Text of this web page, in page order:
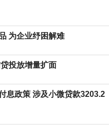
为企业纾困解难
投放增量扩面
息政策 涉及小微贷款3203.2